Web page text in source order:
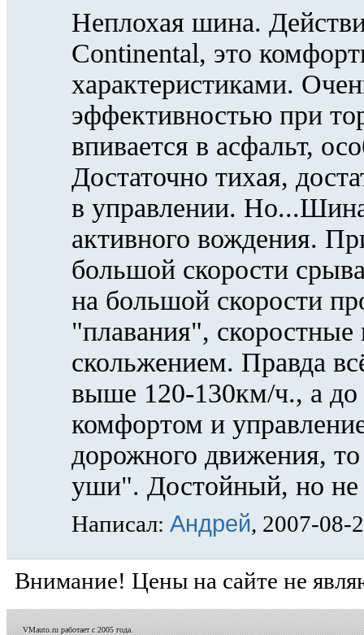
Неплохая шина.
Continental, это
характеристиками.
эффективностью при
впивается в асфальт,
Достаточно тихая,
в управлении.
активного вождения.
большой скорости
на большой скорости
"плавания",
скольжением. Правда
выше 120-130км/ч., а до
комфортом и
дорожного движения,
уши". Достойный, но не
Написал: Андрей, 2007-08-
Внимание! Цены на сайте не
VMauto.ru работает с 2005 года.